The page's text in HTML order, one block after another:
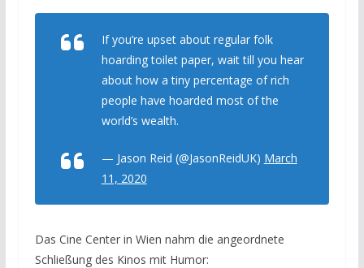
If you’re upset about regular folk
hoarding toilet paper, wait till you hear
about how a tiny percentage of rich
people have hoarded most of the
world’s wealth.
— Jason Reid (@JasonReidUK) March
11, 2020
Das Cine Center in Wien nahm die angeordnete
Schließung des Kinos mit Humor: